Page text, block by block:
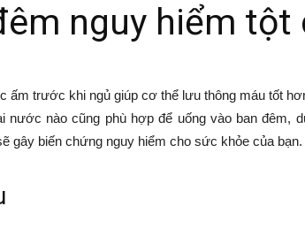
nguy hiểm tột
ấm trước khi ngủ giúp cơ thể lưu thông máu tốt
nước nào cũng phù hợp để uống vào ban đêm,
gây biến chứng nguy hiểm cho sức khỏe của bạn.